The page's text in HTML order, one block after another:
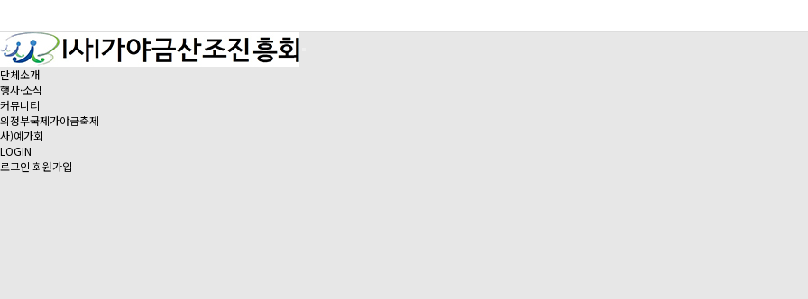
단체소개
행사·소식
커뮤니티
의정부국제가야금축제
사)예가회
LOGIN
로그인 회원가입